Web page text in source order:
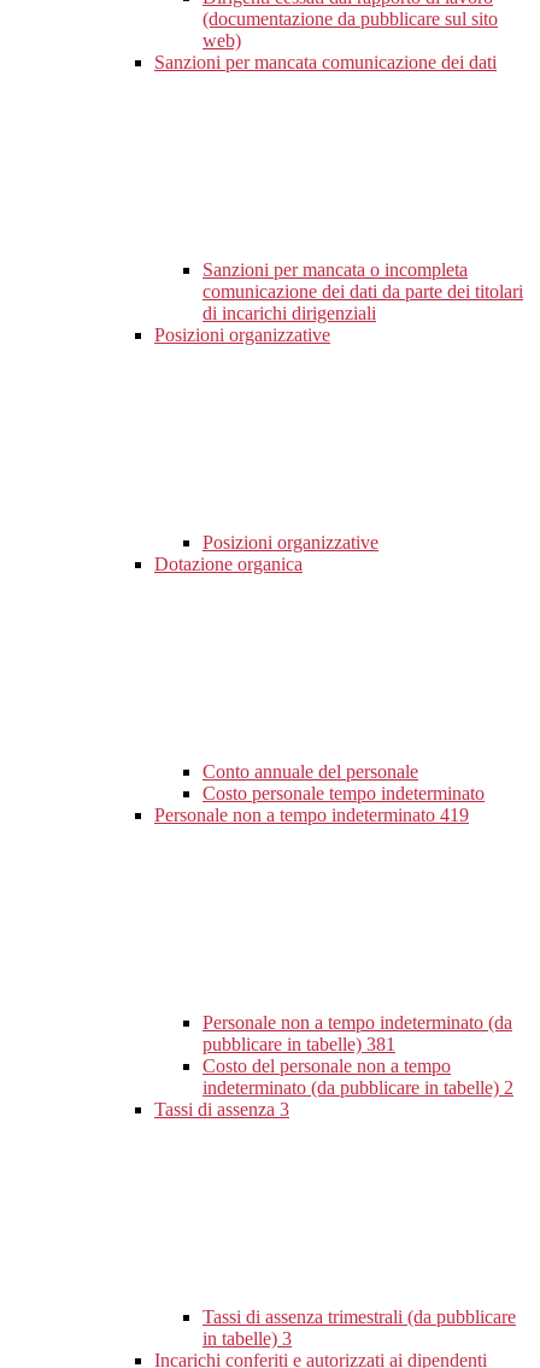
(documentazione da pubblicare sul sito
web)
Sanzioni per mancata comunicazione dei dati
Sanzioni per mancata o incompleta
comunicazione dei dati da parte dei titolari
di incarichi dirigenziali
Posizioni organizzative
Posizioni organizzative
Dotazione organica
Conto annuale del personale
Costo personale tempo indeterminato
Personale non a tempo indeterminato 419
Personale non a tempo indeterminato (da
pubblicare in tabelle) 381
Costo del personale non a tempo
indeterminato (da pubblicare in tabelle) 2
Tassi di assenza 3
Tassi di assenza trimestrali (da pubblicare
in tabelle) 3
Incarichi conferiti e autorizzati ai dipendenti